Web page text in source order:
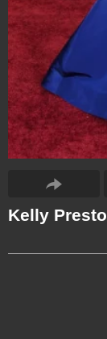
Kelly